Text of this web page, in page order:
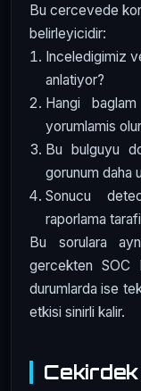
Bu cercevede
belirleyicidir:
Inceledigimiz
anlatiyor?
Hangi
yorumlamis
Bu bulguyu
gorunum daha
Sonucu
raporlama
Bu sorulara
gercekten SOC
durumlarda ise
etkisi sinirli kalir.